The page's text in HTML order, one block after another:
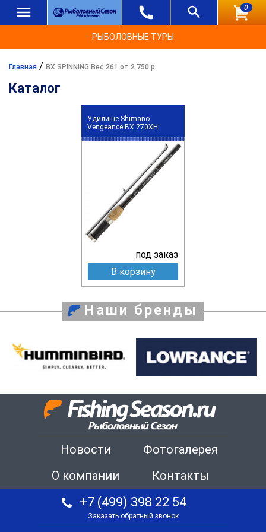
0
РЫБОЛОВНЫЕ ТУРЫ
Главная / BX SPINNING Вес 261 от 2 750 р.
Каталог
Удилище Shimano
Vengeance BX 270XH
под заказ
В корзину
Наши бренды
Новости
Фотогалерея
О компании
Контакты
+7 (499) 398 22 54
Заказать обратный звонок